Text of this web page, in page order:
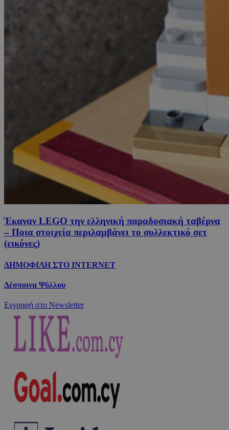
Έκαναν LEGO την ελληνική παραδοσιακή ταβέρνα
– Ποια στοιχεία περιλαμβάνει το συλλεκτικό σετ
(εικόνες)
ΔΗΜΟΦΙΛΗ ΣΤΟ INTERNET
Δέσποινα Ψύλλου
Εγγραφή στο Newsletter